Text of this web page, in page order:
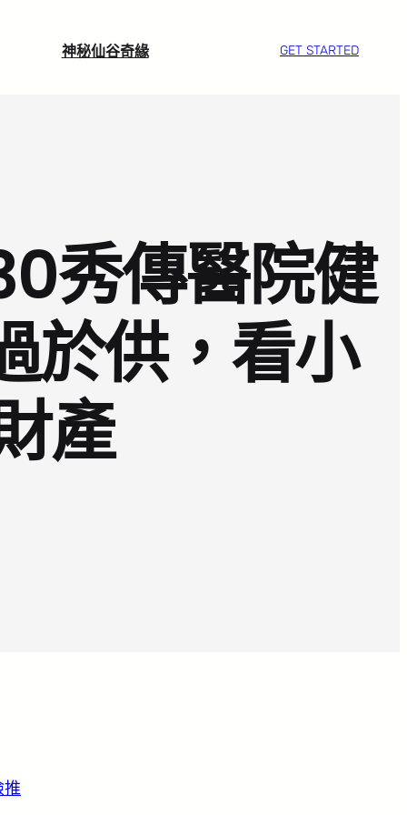
神秘仙谷奇緣 GET STARTED
秀傳醫院健
於供，看小
產
推